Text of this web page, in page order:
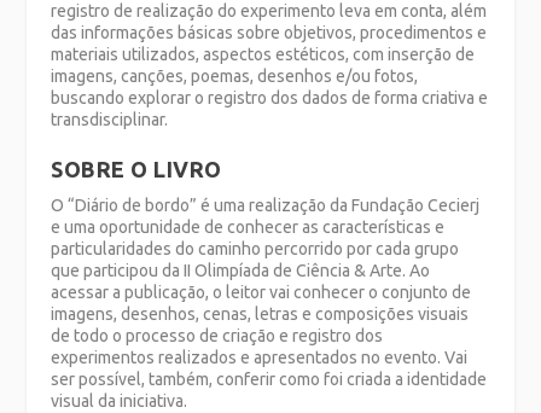
registro de realização do experimento leva em conta, além
das informações básicas sobre objetivos, procedimentos e
materiais utilizados, aspectos estéticos, com inserção de
imagens, canções, poemas, desenhos e/ou fotos,
buscando explorar o registro dos dados de forma criativa e
transdisciplinar.
SOBRE O LIVRO
O “Diário de bordo” é uma realização da Fundação Cecierj
e uma oportunidade de conhecer as características e
particularidades do caminho percorrido por cada grupo
que participou da II Olimpíada de Ciência & Arte. Ao
acessar a publicação, o leitor vai conhecer o conjunto de
imagens, desenhos, cenas, letras e composições visuais
de todo o processo de criação e registro dos
experimentos realizados e apresentados no evento. Vai
ser possível, também, conferir como foi criada a identidade
visual da iniciativa.